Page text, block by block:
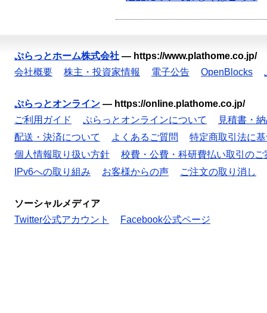
ぷらっとホーム株式会社 — https://www.plathome.co.jp/
会社概要
株主・投資家情報 電子公告 OpenBlocks
ぷらっとオンライン — https://online.plathome.co.jp/
ご利用ガイド
ぷらっとオンラインについて
見積書・
配送・決済について
よくあるご質問
特定商取引法に
個人情報取り扱い方針
校費・公費・科研費払い取引のご
IPv6への取り組み
お客様からの声 ご注文の取り消し
ソーシャルメディア
Twitter公式アカウント
Facebook公式ページ